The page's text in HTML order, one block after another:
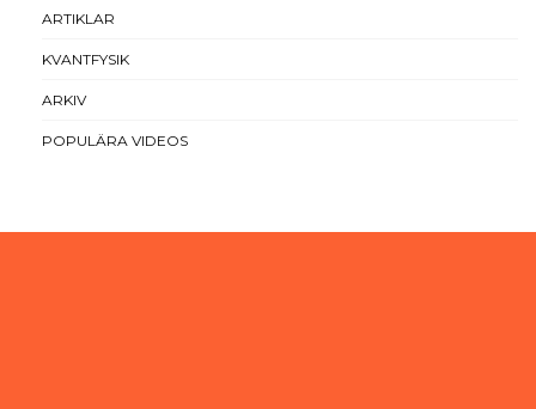
ARTIKLAR
KVANTFYSIK
ARKIV
POPULÄRA VIDEOS